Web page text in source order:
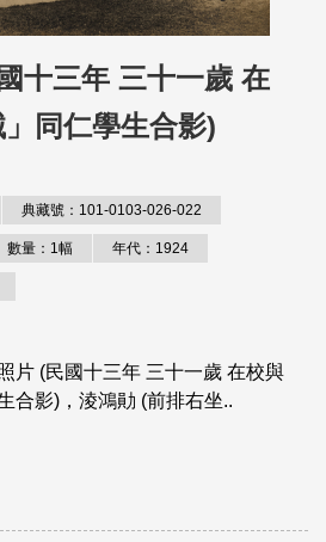
十三年 三十一歲 在
同仁學生合影)
典藏號：101-0103-026-022
數量：1幅 年代：1924
片 (民國十三年 三十一歲 在校與
合影)，淩鴻勛 (前排右坐..